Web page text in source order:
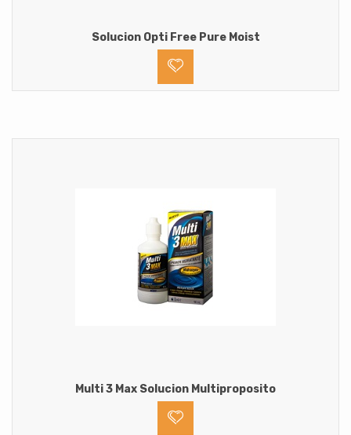
Solucion Opti Free Pure Moist
Multi 3 Max Solucion Multiproposito